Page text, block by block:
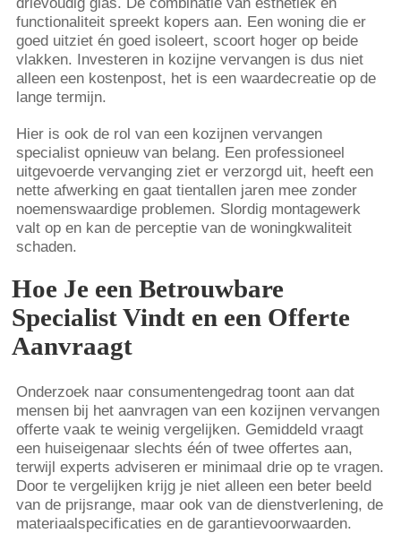
functionaliteit spreekt kopers aan. Een woning die er
goed uitziet én goed isoleert, scoort hoger op beide
vlakken. Investeren in kozijne vervangen is dus niet
alleen een kostenpost, het is een waardecreatie op de
lange termijn.
Hier is ook de rol van een kozijnen vervangen
specialist opnieuw van belang. Een professioneel
uitgevoerde vervanging ziet er verzorgd uit, heeft een
nette afwerking en gaat tientallen jaren mee zonder
noemenswaardige problemen. Slordig montagewerk
valt op en kan de perceptie van de woningkwaliteit
schaden.
Hoe Je een Betrouwbare
Specialist Vindt en een Offerte
Aanvraagt
Onderzoek naar consumentengedrag toont aan dat
mensen bij het aanvragen van een kozijnen vervangen
offerte vaak te weinig vergelijken. Gemiddeld vraagt
een huiseigenaar slechts één of twee offertes aan,
terwijl experts adviseren er minimaal drie op te vragen.
Door te vergelijken krijg je niet alleen een beter beeld
van de prijsrange, maar ook van de dienstverlening, de
materiaalspecificaties en de garantievoorwaarden.